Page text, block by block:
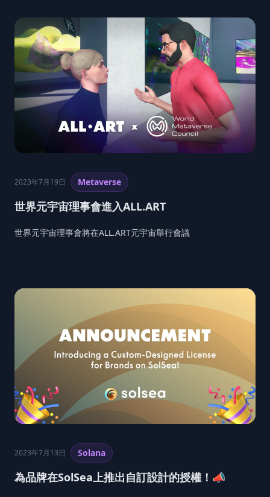
2023年7月19日 Metaverse
世界元宇宙理事會進入ALL.ART
世界元宇宙理事會將在ALL.ART元宇宙舉行會議
2023年7月13日 Solana
為品牌在SolSea上推出自訂設計的授權！📣